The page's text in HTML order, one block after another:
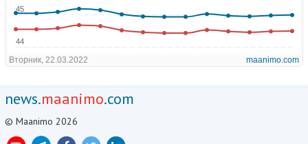
news.maanimo.com
© Maanimo 2026